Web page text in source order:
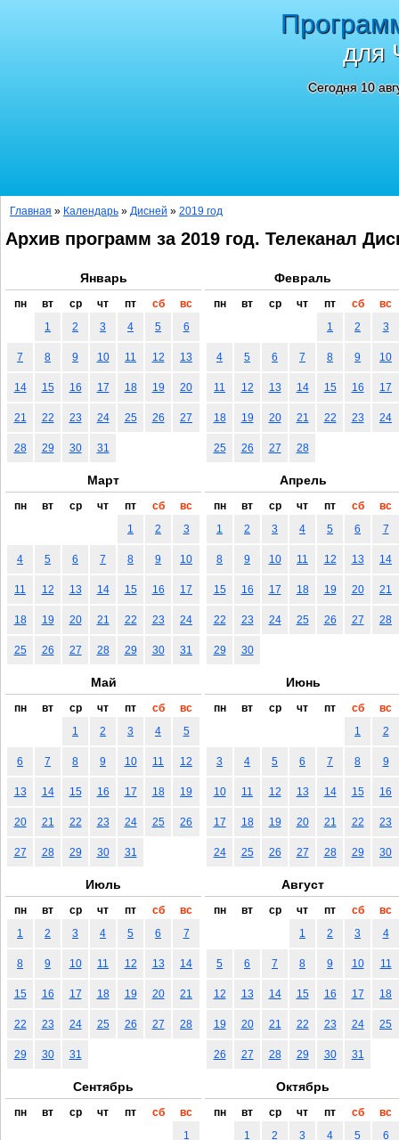
для
Сегодня 10
Главная » Календарь » Дисней » 2019 год
Архив программ за 2019 год. Телеканал
Январь
пн вт ср чт пт сб
вс
1
2 3 4 5 6
7 8 9 10 11 12 13
14 15 16 17 18 19 20
21 22 23 24 25 26 27
28 29 30 31
Февраль
пн вт ср чт пт сб
вс
1
2 3
4 5 6 7 8 9 10
11 12 13 14 15 16 17
18 19 20 21 22 23 24
25 26 27 28
Март
пн вт ср чт пт сб
вс
1
2 3
4 5 6 7 8 9 10
11 12 13 14 15 16 17
18 19 20 21 22 23 24
25 26 27 28 29 30 31
Апрель
пн вт ср чт пт сб
вс
1
2 3 4 5 6 7
8 9 10 11 12 13 14
15 16 17 18 19 20 21
22 23 24 25 26 27 28
29 30
Май
пн вт ср чт пт сб
вс
1
2 3 4 5
6 7 8 9 10 11 12
13 14 15 16 17 18 19
20 21 22 23 24 25 26
27 28 29 30 31
Июнь
пн вт ср чт пт сб
вс
1
2
3 4 5 6 7 8 9
10 11 12 13 14 15 16
17 18 19 20 21 22 23
24 25 26 27 28 29 30
Июль
пн вт ср чт пт сб
вс
1
2 3 4 5 6 7
8 9 10 11 12 13 14
15 16 17 18 19 20 21
22 23 24 25 26 27 28
29 30 31
Август
пн вт ср чт пт сб
вс
1
2 3 4
5 6 7 8 9 10 11
12 13 14 15 16 17 18
19 20 21 22 23 24 25
26 27 28 29 30 31
Сентябрь
пн вт ср чт пт сб
вс
1
Октябрь
пн вт ср чт пт сб
вс
1
2 3 4 5 6